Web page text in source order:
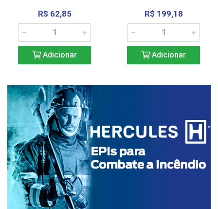
R$ 62,85
Adicionar
R$ 199,18
Adicionar